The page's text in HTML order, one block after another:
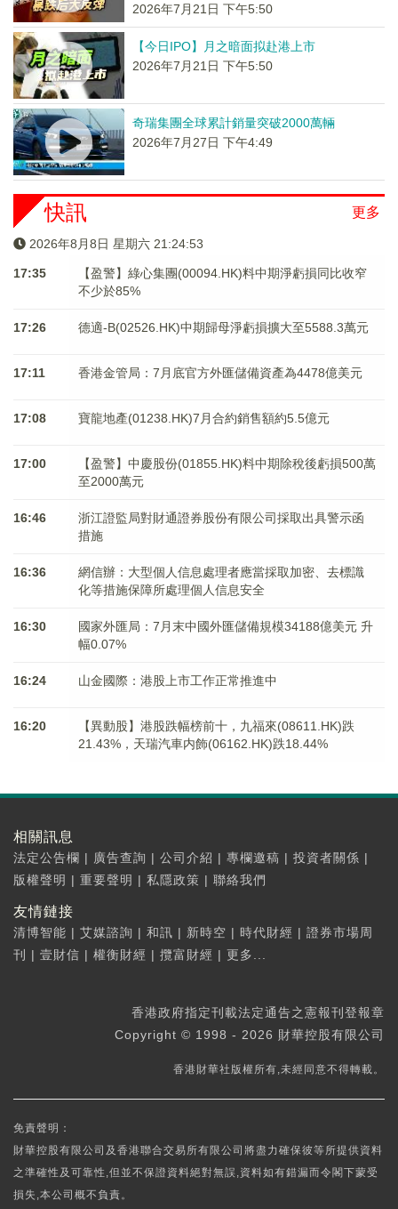
2026年7月21日 下午5:50
【今日IPO】月之暗面拟赴港上市
2026年7月21日 下午5:50
奇瑞集團全球累計銷量突破2000萬輛
2026年7月27日 下午4:49
更多
快訊
2026年8月8日 星期六 21:24:53
17:35
【盈警】綠心集團(00094.HK)料中期淨虧損同比收窄
不少於85%
17:26 德適-B(02526.HK)中期歸母淨虧損擴大至5588.3萬元
17:11 香港金管局：7月底官方外匯儲備資產為4478億美元
17:08 寶龍地產(01238.HK)7月合約銷售額約5.5億元
17:00
【盈警】中慶股份(01855.HK)料中期除稅後虧損500萬
至2000萬元
16:46
浙江證監局對財通證券股份有限公司採取出具警示函
措施
16:36
網信辦：大型個人信息處理者應當採取加密、去標識
化等措施保障所處理個人信息安全
16:30
國家外匯局：7月末中國外匯儲備規模34188億美元 升
幅0.07%
16:24 山金國際：港股上市工作正常推進中
16:20
【異動股】港股跌幅榜前十，九福來(08611.HK)跌
21.43%，天瑞汽車内飾(06162.HK)跌18.44%
相關訊息
法定公告欄 | 廣告查詢 | 公司介紹 | 專欄邀稿 | 投資者關係 |
版權聲明 | 重要聲明 | 私隱政策 | 聯絡我們
友情鏈接
清博智能 | 艾媒諮詢 | 和訊 | 新時空 | 時代財經 | 證券市場周
刊
| 壹財信 | 權衡財經 | 攬富財經 | 更多...
香港政府指定刊載法定通告之憲報刊登報章
Copyright © 1998 - 2026 財華控股有限公司
香港財華社版權所有,未經同意不得轉載。
免責聲明：
財華控股有限公司及香港聯合交易所有限公司將盡力確保彼等所提供資料
之準確性及可靠性,但並不保證資料絕對無誤,資料如有錯漏而令閣下蒙受
損失,本公司概不負責。